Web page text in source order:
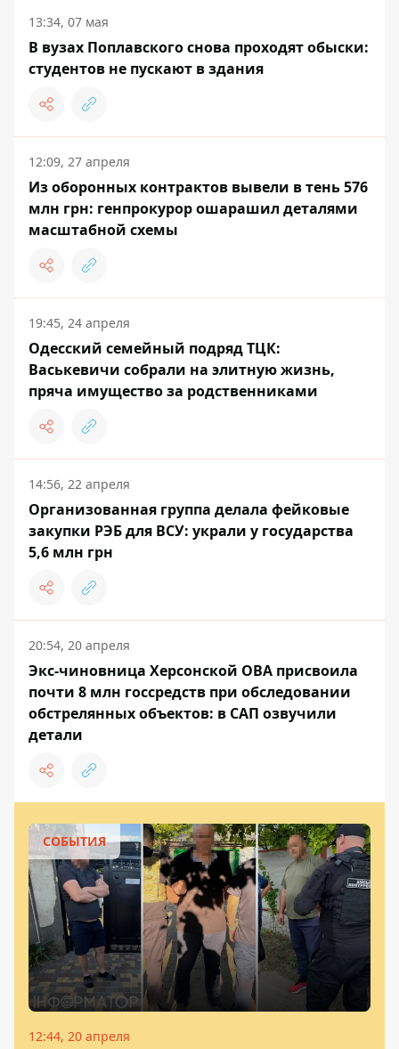
13:34, 07 мая
В вузах Поплавского снова проходят обыски:
студентов не пускают в здания
12:09, 27 апреля
Из оборонных контрактов вывели в тень 576
млн грн: генпрокурор ошарашил деталями
масштабной схемы
19:45, 24 апреля
Одесский семейный подряд ТЦК:
Васькевичи собрали на элитную жизнь,
пряча имущество за родственниками
14:56, 22 апреля
Организованная группа делала фейковые
закупки РЭБ для ВСУ: украли у государства
5,6 млн грн
20:54, 20 апреля
Экс-чиновница Херсонской ОВА присвоила
почти 8 млн госсредств при обследовании
обстрелянных объектов: в САП озвучили
детали
СОБЫТИЯ
12:44, 20 апреля